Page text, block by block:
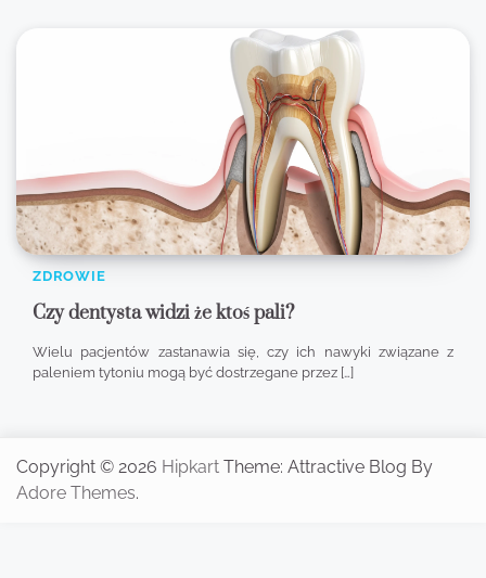
ZDROWIE
Czy dentysta widzi że ktoś pali?
Wielu pacjentów zastanawia się, czy ich nawyki związane z
paleniem tytoniu mogą być dostrzegane przez […]
Copyright © 2026 Hipkart Theme: Attractive Blog By
Adore Themes.